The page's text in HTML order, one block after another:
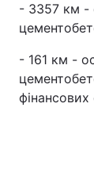
- 3357 км -
- 161 км -
фінансових